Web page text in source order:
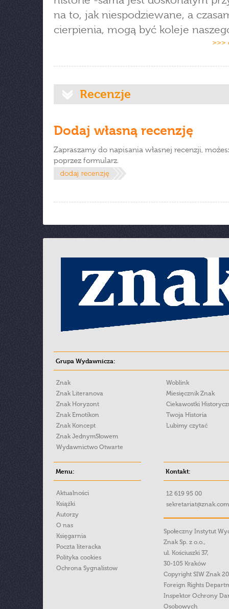
na to, jak niespodziewane, a
cierpienia, mogą być koleje
>>>
Recenzje
Dodaj własną recenzję
Zapraszamy do napisania własnej recenzji,
poprzez formularz.
Grupa Wydawnicza:
Znak
Znak Literanova
Znak Horyzont
Znak Emotikon
Znak Koncept
Znak JednymSłowem
Wydawnictwo Otwarte
Woblink
Miesięcznik Znak
Ciekawostki
Twoja Historia
Lubimy czytać
Menu:
Aktualności
Książki
Autorzy
O nas
Księgarnia
Poczta literacka
Polityka cookies
Ochrona Sygnalistow
Kontakt:
12 619 95 00
Społeczny Instytut
Znak Sp. z o.o.,
ul. Kościuszki 37,
30-105 Kraków
Copyright SIW Znak
Foreign Rights
Inspektor Ochrony
Osobowych